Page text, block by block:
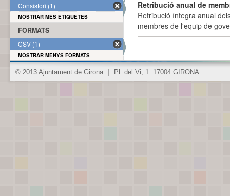
Retribució anual de
Retribució íntegra anual
membres de l'equip de
Consistori (1)
MOSTRAR MÉS ETIQUETES
FORMATS
CSV (1)
MOSTRAR MENYS FORMATS
© 2013 Ajuntament de Girona Pl. del Vi, 1. 17004 GIRONA